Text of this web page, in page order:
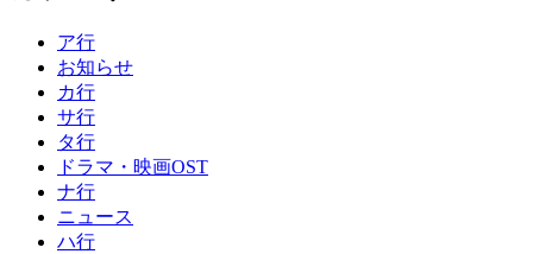
ア行
お知らせ
カ行
サ行
タ行
ドラマ・映画OST
ナ行
ニュース
ハ行